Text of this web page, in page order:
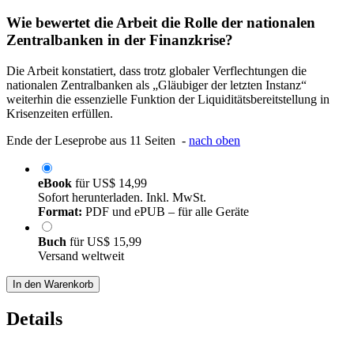
Wie bewertet die Arbeit die Rolle der nationalen
Zentralbanken in der Finanzkrise?
Die Arbeit konstatiert, dass trotz globaler Verflechtungen die
nationalen Zentralbanken als „Gläubiger der letzten Instanz“
weiterhin die essenzielle Funktion der Liquiditätsbereitstellung in
Krisenzeiten erfüllen.
Ende der Leseprobe aus 11 Seiten - nach oben
eBook fürUS$ 14,99
Sofort herunterladen. Inkl. MwSt.
Format: PDF und ePUB – für alle Geräte
Buch fürUS$ 15,99
Versand weltweit
In den Warenkorb
Details